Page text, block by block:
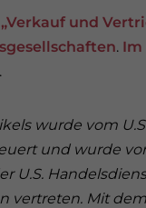
und
. Im
.
wurde vom
und wurde
U.S.
vertreten. Mit